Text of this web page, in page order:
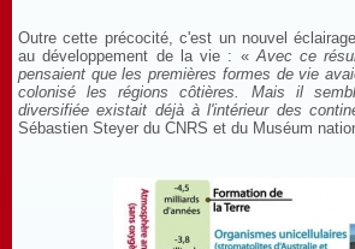
Outre cette précocité, c'est un nouvel
au développement de la vie : «Avec ce
pensaient que les premières formes de vie
colonisé les régions côtières. Mais il
diversifiée existait déjà à l'intérieur des
Sébastien Steyer du CNRS et du Muséum